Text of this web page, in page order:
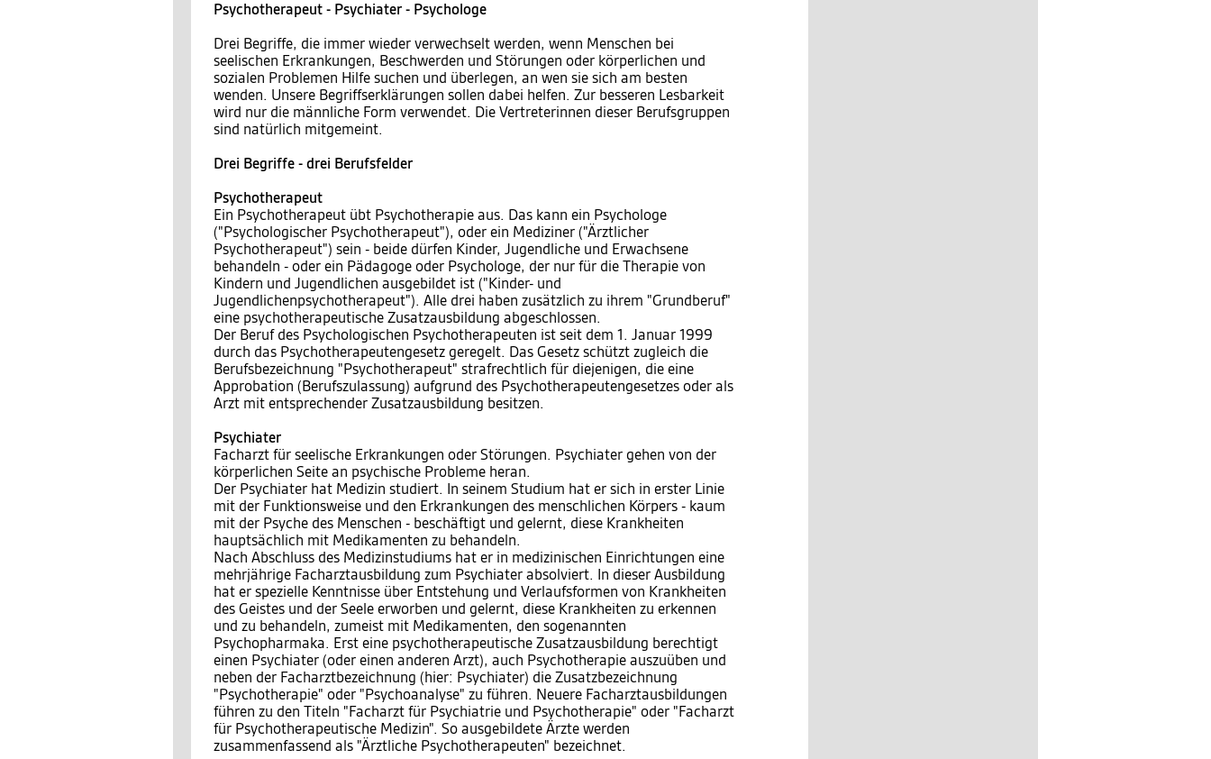
Psychotherapeut - Psychiater - Psychologe
Drei Begriffe, die immer wieder verwechselt werden, wenn Menschen bei
seelischen Erkrankungen, Beschwerden und Störungen oder körperlichen und
sozialen Problemen Hilfe suchen und überlegen, an wen sie sich am besten
wenden. Unsere Begriffserklärungen sollen dabei helfen. Zur besseren Lesbarkeit
wird nur die männliche Form verwendet. Die Vertreterinnen dieser Berufsgruppen
sind natürlich mitgemeint.
Drei Begriffe - drei Berufsfelder
Psychotherapeut
Ein Psychotherapeut übt Psychotherapie aus. Das kann ein Psychologe
("Psychologischer Psychotherapeut"), oder ein Mediziner ("Ärztlicher
Psychotherapeut") sein - beide dürfen Kinder, Jugendliche und Erwachsene
behandeln - oder ein Pädagoge oder Psychologe, der nur für die Therapie von
Kindern und Jugendlichen ausgebildet ist ("Kinder- und
Jugendlichenpsychotherapeut"). Alle drei haben zusätzlich zu ihrem "Grundberuf"
eine psychotherapeutische Zusatzausbildung abgeschlossen.
Der Beruf des Psychologischen Psychotherapeuten ist seit dem 1. Januar 1999
durch das Psychotherapeutengesetz geregelt. Das Gesetz schützt zugleich die
Berufsbezeichnung "Psychotherapeut" strafrechtlich für diejenigen, die eine
Approbation (Berufszulassung) aufgrund des Psychotherapeutengesetzes oder als
Arzt mit entsprechender Zusatzausbildung besitzen.
Psychiater
Facharzt für seelische Erkrankungen oder Störungen. Psychiater gehen von der
körperlichen Seite an psychische Probleme heran.
Der Psychiater hat Medizin studiert. In seinem Studium hat er sich in erster Linie
mit der Funktionsweise und den Erkrankungen des menschlichen Körpers - kaum
mit der Psyche des Menschen - beschäftigt und gelernt, diese Krankheiten
hauptsächlich mit Medikamenten zu behandeln.
Nach Abschluss des Medizinstudiums hat er in medizinischen Einrichtungen eine
mehrjährige Facharztausbildung zum Psychiater absolviert. In dieser Ausbildung
hat er spezielle Kenntnisse über Entstehung und Verlaufsformen von Krankheiten
des Geistes und der Seele erworben und gelernt, diese Krankheiten zu erkennen
und zu behandeln, zumeist mit Medikamenten, den sogenannten
Psychopharmaka. Erst eine psychotherapeutische Zusatzausbildung berechtigt
einen Psychiater (oder einen anderen Arzt), auch Psychotherapie auszuüben und
neben der Facharztbezeichnung (hier: Psychiater) die Zusatzbezeichnung
"Psychotherapie" oder "Psychoanalyse" zu führen. Neuere Facharztausbildungen
führen zu den Titeln "Facharzt für Psychiatrie und Psychotherapie" oder "Facharzt
für Psychotherapeutische Medizin". So ausgebildete Ärzte werden
zusammenfassend als "Ärztliche Psychotherapeuten" bezeichnet.